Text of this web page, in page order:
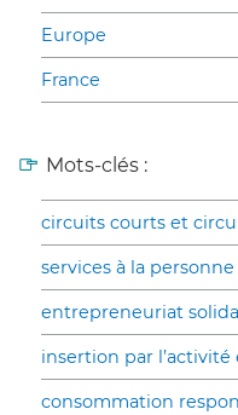
Europe
France
Mots-clés :
circuits courts et
services à la personne
entrepreneuriat
insertion par
consommation